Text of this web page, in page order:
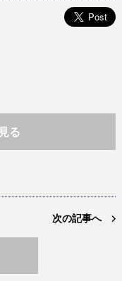
る
次の記事へ